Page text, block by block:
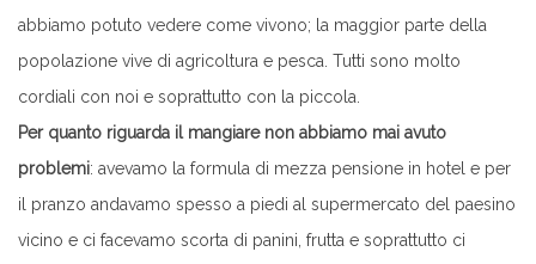
abbiamo potuto vedere come vivono; la maggior parte della
popolazione vive di agricoltura e pesca. Tutti sono molto
cordiali con noi e soprattutto con la piccola.
Per quanto riguarda il mangiare non abbiamo mai avuto
problemi: avevamo la formula di mezza pensione in hotel e per
il pranzo andavamo spesso a piedi al supermercato del paesino
vicino e ci facevamo scorta di panini, frutta e soprattutto ci